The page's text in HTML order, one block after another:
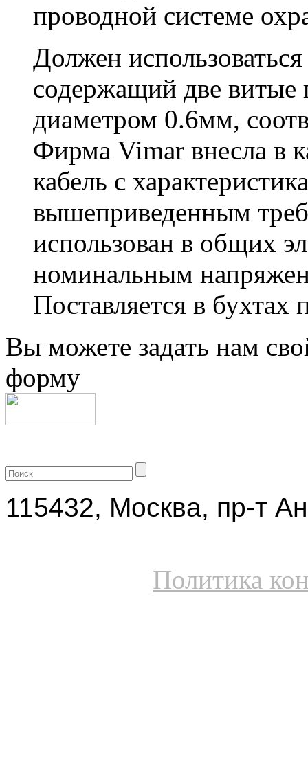
проводной системе
Должен
содержащий две
диаметром 0.6мм,
Фирма Vimar внесла в
кабель с
вышеприведенным
использован в общих
номинальным
Поставляется в бухтах
Вы можете задать нам
форму
115432, Москва, пр-т
Политика